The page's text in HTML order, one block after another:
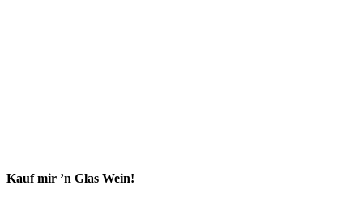
Kauf mir ’n Glas Wein!